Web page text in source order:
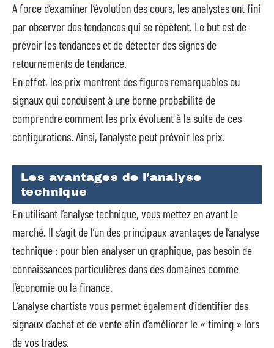
A force d’examiner l’évolution des cours, les analystes ont fini
par observer des tendances qui se répètent. Le but est de
prévoir les tendances et de détecter des signes de
retournements de tendance.
En effet, les prix montrent des figures remarquables ou
signaux qui conduisent à une bonne probabilité de
comprendre comment les prix évoluent à la suite de ces
configurations. Ainsi, l’analyste peut prévoir les prix.
Les avantages de l’analyse
technique
En utilisant l’analyse technique, vous mettez en avant le
marché. Il s’agit de l’un des principaux avantages de l’analyse
technique : pour bien analyser un graphique, pas besoin de
connaissances particulières dans des domaines comme
l’économie ou la finance.
L’analyse chartiste vous permet également d’identifier des
signaux d’achat et de vente afin d’améliorer le « timing » lors
de vos trades.